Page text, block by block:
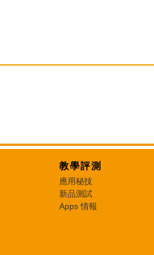
教學評測
應用秘技
新品測試
Apps 情報